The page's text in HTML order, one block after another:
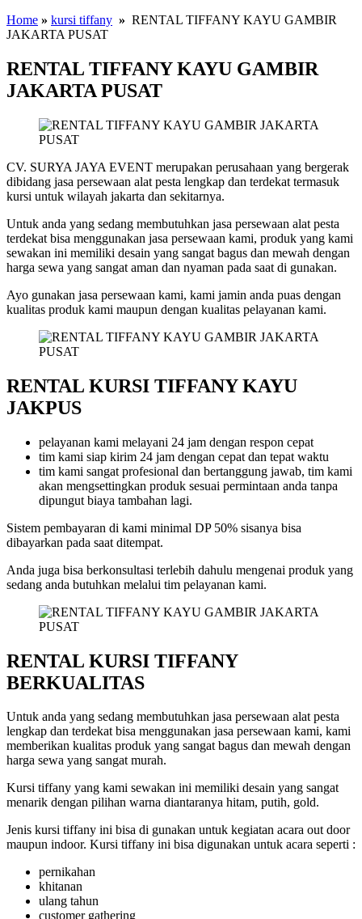
Home » kursi tiffany » RENTAL TIFFANY KAYU GAMBIR
JAKARTA PUSAT
RENTAL TIFFANY KAYU GAMBIR
JAKARTA PUSAT
CV. SURYA JAYA EVENT merupakan perusahaan yang bergerak
dibidang jasa persewaan alat pesta lengkap dan terdekat termasuk
kursi untuk wilayah jakarta dan sekitarnya.
Untuk anda yang sedang membutuhkan jasa persewaan alat pesta
terdekat bisa menggunakan jasa persewaan kami, produk yang kami
sewakan ini memiliki desain yang sangat bagus dan mewah dengan
harga sewa yang sangat aman dan nyaman pada saat di gunakan.
Ayo gunakan jasa persewaan kami, kami jamin anda puas dengan
kualitas produk kami maupun dengan kualitas pelayanan kami.
RENTAL KURSI TIFFANY KAYU
JAKPUS
pelayanan kami melayani 24 jam dengan respon cepat
tim kami siap kirim 24 jam dengan cepat dan tepat waktu
tim kami sangat profesional dan bertanggung jawab, tim kami
akan mengsettingkan produk sesuai permintaan anda tanpa
dipungut biaya tambahan lagi.
Sistem pembayaran di kami minimal DP 50% sisanya bisa
dibayarkan pada saat ditempat.
Anda juga bisa berkonsultasi terlebih dahulu mengenai produk yang
sedang anda butuhkan melalui tim pelayanan kami.
RENTAL KURSI TIFFANY
BERKUALITAS
Untuk anda yang sedang membutuhkan jasa persewaan alat pesta
lengkap dan terdekat bisa menggunakan jasa persewaan kami, kami
memberikan kualitas produk yang sangat bagus dan mewah dengan
harga sewa yang sangat murah.
Kursi tiffany yang kami sewakan ini memiliki desain yang sangat
menarik dengan pilihan warna diantaranya hitam, putih, gold.
Jenis kursi tiffany ini bisa di gunakan untuk kegiatan acara out door
maupun indoor. Kursi tiffany ini bisa digunakan untuk acara seperti :
pernikahan
khitanan
ulang tahun
customer gathering